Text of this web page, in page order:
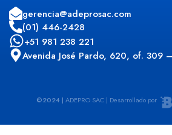
gerencia@adeprosac.com
(01) 446-2428
+51 981 238 221
Avenida José Pardo, 620, of. 309
©2024 | ADEPRO SAC | Desarrollado por